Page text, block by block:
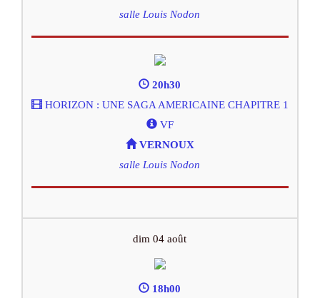
salle Louis Nodon
20h30
HORIZON : UNE SAGA AMERICAINE CHAPITRE 1
VF
VERNOUX
salle Louis Nodon
dim 04 août
18h00